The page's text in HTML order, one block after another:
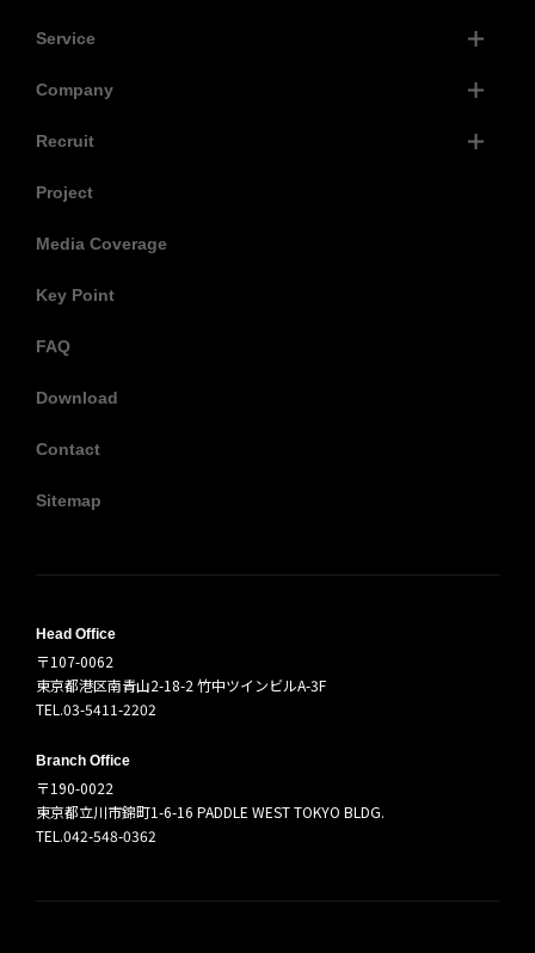
Service
Company
Recruit
Project
Media Coverage
Key Point
FAQ
Download
Contact
Sitemap
Head Office
〒107-0062
東京都港区南青山2-18-2 竹中ツインビルA-3F
TEL.03-5411-2202
Branch Office
〒190-0022
東京都立川市錦町1-6-16 PADDLE WEST TOKYO BLDG.
TEL.042-548-0362